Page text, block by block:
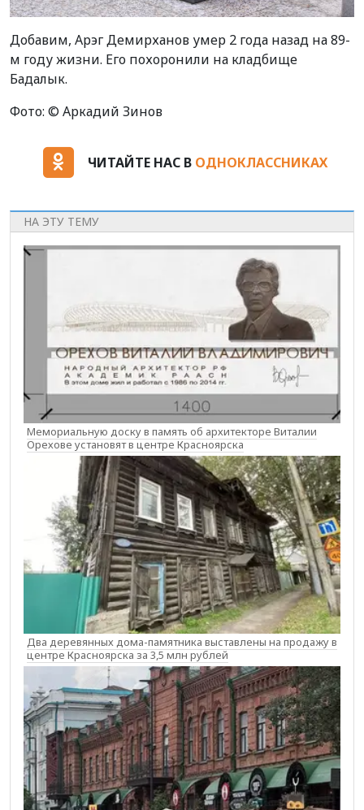
Добавим, Арэг Демирханов умер 2 года назад на 89-
м году жизни. Его похоронили на кладбище
Бадалык.
Фото: © Аркадий Зинов
ЧИТАЙТЕ НАС В ОДНОКЛАССНИКАХ
НА ЭТУ ТЕМУ
Мемориальную доску в память об архитекторе Виталии
Орехове установят в центре Красноярска
Два деревянных дома-памятника выставлены на продажу в
центре Красноярска за 3,5 млн рублей